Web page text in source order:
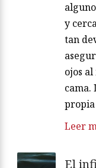
y
tan
ojos
cama.
Leer
El